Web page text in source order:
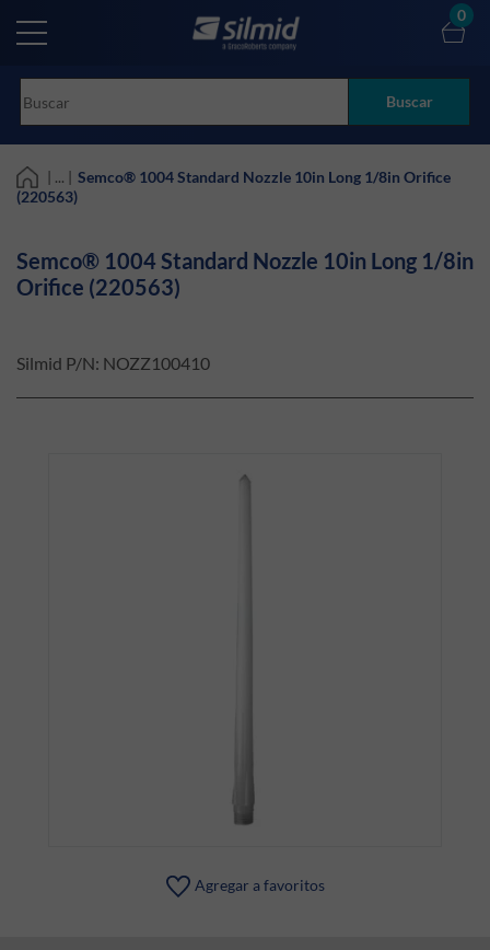
main
Buscar
0
| ... | Semco® 1004 Standard Nozzle 10in Long 1/8in Orifice
(220563)
Semco® 1004 Standard Nozzle 10in Long 1/8in
Orifice (220563)
Silmid P/N: NOZZ100410
Agregar a favoritos